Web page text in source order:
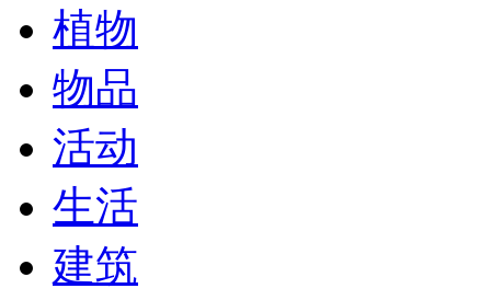
植物
物品
活动
生活
建筑